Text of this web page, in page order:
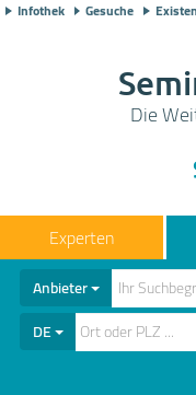
Infothek Gesuche
Die
Anbieter
DE